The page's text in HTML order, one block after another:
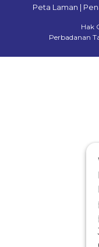
Peta Laman |
Hak
Perbadanan